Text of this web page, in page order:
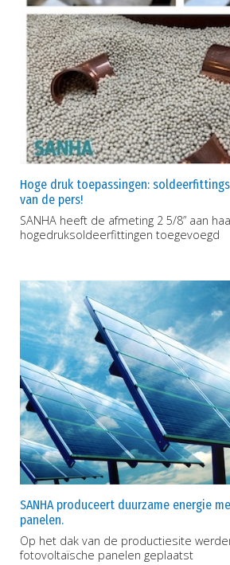
Hoge druk toepassingen:
van de pers!
SANHA heeft de afmeting 2 5/8” aan
hogedruksoldeerfittingen toegevoegd
SANHA produceert duurzame energie
panelen.
Op het dak van de productiesite
fotovoltaïsche panelen geplaatst